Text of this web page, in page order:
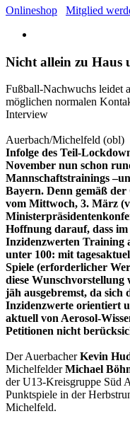
Onlineshop
Mitglied
Nicht allein zu Haus
Fußball-Nachwuchs leidet
möglichen normalen
Interview
Auerbach/Michelfeld (obl)
Infolge des Teil-
November nun schon
Mannschaftstrainings
Bayern. Denn gemäß
vom Mittwoch, 3. März
Hoffnung darauf, dass
Inzidenzwerten Training
unter 100: mit
Spiele (erforderlicher
diese
jäh ausgebremst, da sich
Inzidenzwerte orientiert
aktuell von Aerosol-
Petitionen nicht
Der AuerbacherKevin
MichelfelderMichael
der U13-Kreisgruppe Süd
Punktspiele in der
Michelfeld.